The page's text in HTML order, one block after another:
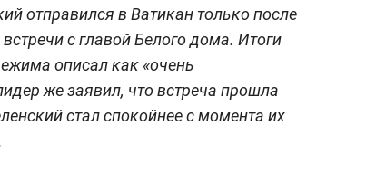
отправился в Ватикан только после
с главой Белого дома. Итоги
описал как «очень
же заявил, что встреча прошла
стал спокойнее с момента их